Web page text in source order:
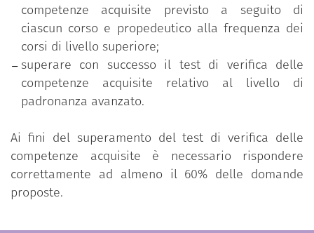
competenze acquisite previsto a seguito di
ciascun corso e propedeutico alla frequenza dei
corsi di livello superiore;
superare con successo il test di verifica delle
competenze acquisite relativo al livello di
padronanza avanzato.
Ai fini del superamento del test di verifica delle
competenze acquisite è necessario rispondere
correttamente ad almeno il 60% delle domande
proposte.